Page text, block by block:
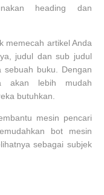
heading dan
memecah artikel Anda
judul dan sub judul
buku. Dengan
akan lebih mudah
butuhkan.
mesin pencari
bot mesin
sebagai subjek